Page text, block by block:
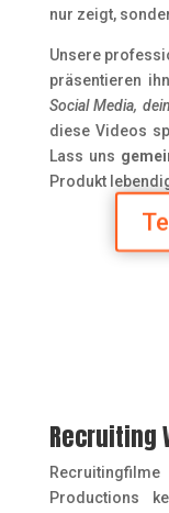
nur zeigt,
Unsere
präsentieren
Social Media,
diese Videos
Lass uns
Produkt
Recruiting
Productions